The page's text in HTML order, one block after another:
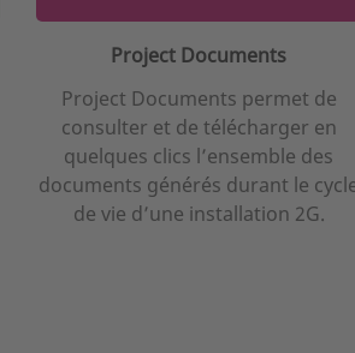
Project Documents
Project Documents permet de
consulter et de télécharger en
quelques clics l’ensemble des
documents générés durant le
de vie d’une installation 2G.